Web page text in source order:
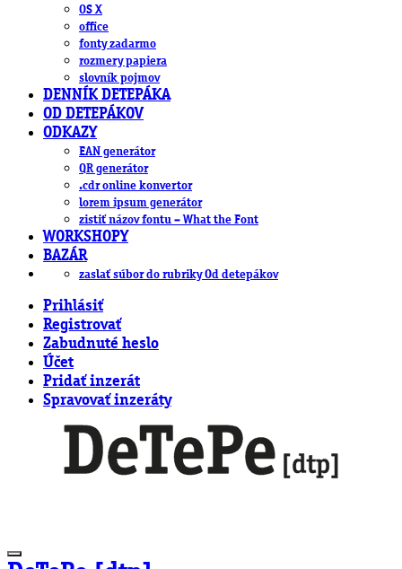
OS X
office
fonty zadarmo
rozmery papiera
slovník pojmov
DENNÍK DETEPÁKA
OD DETEPÁKOV
ODKAZY
EAN generátor
QR generátor
.cdr online konvertor
lorem ipsum generátor
zistiť názov fontu – What the Font
WORKSHOPY
BAZÁR
zaslať súbor do rubriky Od detepákov
Prihlásiť
Registrovať
Zabudnuté heslo
Účet
Pridať inzerát
Spravovať inzeráty